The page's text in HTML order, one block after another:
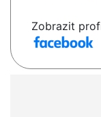
Zobrazit